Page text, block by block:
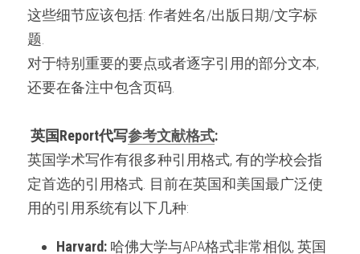
这些细节应该包括: 作者姓名/出版日期/文字标
题.
对于特别重要的要点或者逐字引用的部分文本,
还要在备注中包含页码.
英国Report代写参考文献格式:
英国学术写作有很多种引用格式, 有的学校会指
定首选的引用格式. 目前在英国和美国最广泛使
用的引用系统有以下几种:
Harvard: 哈佛大学与APA格式非常相似, 英国